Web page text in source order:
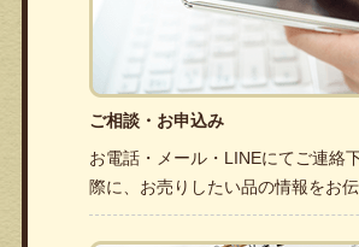
ご相談・お申込み
お電話・メール・LINEにてご連絡
際に、お売りしたい品の情報をお伝